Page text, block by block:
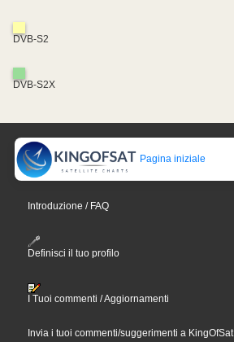
DVB-S2
DVB-S2X
Pagina iniziale
Introduzione / FAQ
Definisci il tuo profilo
I Tuoi commenti / Aggiornamenti
Invia i tuoi commenti/suggerimenti a KingOfSat